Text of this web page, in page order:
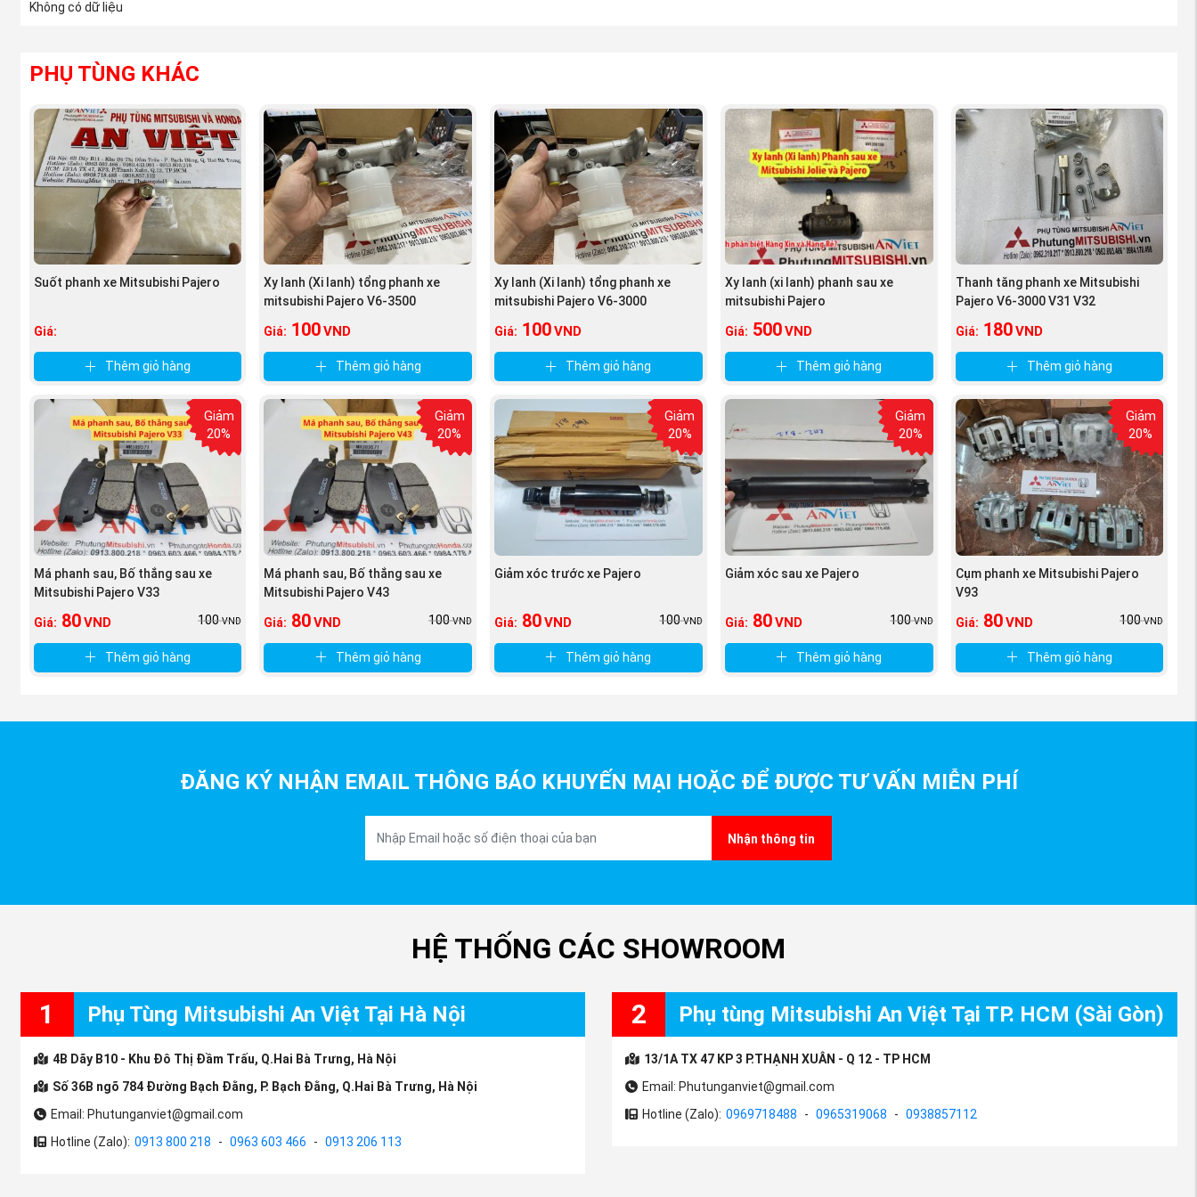
Mua Đĩa Phanh trước xe mitsubishi Pajero ở
Bạn lo lắng khi chưa biết tìm muaĐĩa Phanh trướcở đâu? mua phụ tùng xe Pajero ở đâu?, sợ mua phải hàng nhái, hàng kém chất lượng, hay sản
phẩm mà bạn nhận được không xứng đáng với túi tiền bạn bỏ ra. Thì đó là tâm lí chung của tất cả các khách hàng khi chưa tìm được nhà cung cấp
uy tín.
Không có dữ liệu
PHỤ TÙNG KHÁC
Suốt phanh xe Mitsubishi Pajero
Giá:
Thêm giỏ hàng
Xy lanh (Xi lanh) tổng phanh xe
mitsubishi Pajero V6-3500
Giá: 100VND
Thêm giỏ hàng
Xy lanh (Xi lanh) tổng phanh xe
mitsubishi Pajero V6-3000
Giá: 100VND
Thêm giỏ hàng
Xy lanh (xi lanh) phanh sau xe
mitsubishi Pajero
Giá: 500VND
Thêm giỏ hàng
Thanh tăng phanh xe Mitsubishi
Pajero V6-3000 V31 V32
Giá: 180VND
Thêm giỏ hàng
Giảm
20%
Má phanh sau, Bố thắng sau xe
Mitsubishi Pajero V33
Giá: 80VND 100 VND
Thêm giỏ hàng
Giảm
20%
Má phanh sau, Bố thắng sau xe
Mitsubishi Pajero V43
Giá: 80VND 100 VND
Thêm giỏ hàng
Giảm
20%
Giảm xóc trước xe Pajero
Giá: 80VND 100 VND
Thêm giỏ hàng
Giảm
20%
Giảm xóc sau xe Pajero
Giá: 80VND 100 VND
Thêm giỏ hàng
Giảm
20%
Cụm phanh xe Mitsubishi Pajero
V93
Giá: 80VND 100 VND
Thêm giỏ hàng
ĐĂNG KÝ NHẬN EMAIL THÔNG BÁO KHUYẾN MẠI HOẶC ĐỂ ĐƯỢC TƯ VẤN MIỄN PHÍ
Nhận thông tin
HỆ THỐNG CÁC SHOWROOM
1 Phụ Tùng Mitsubishi An Việt Tại Hà Nội
4B Dãy B10 - Khu Đô Thị Đầm Trấu, Q.Hai Bà Trưng, Hà Nội
Số 36B ngõ 784 Đường Bạch Đằng, P. Bạch Đằng, Q.Hai Bà Trưng, Hà Nội
Email: Phutunganviet@gmail.com
Hotline (Zalo): 0913 800 218 - 0963 603 466 - 0913 206 113
2 Phụ tùng Mitsubishi An Việt Tại TP. HCM (Sài Gòn)
13/1A TX 47 KP 3 P.THẠNH XUÂN - Q 12 - TP HCM
Email: Phutunganviet@gmail.com
Hotline (Zalo): 0969718488 - 0965319068 - 0938857112